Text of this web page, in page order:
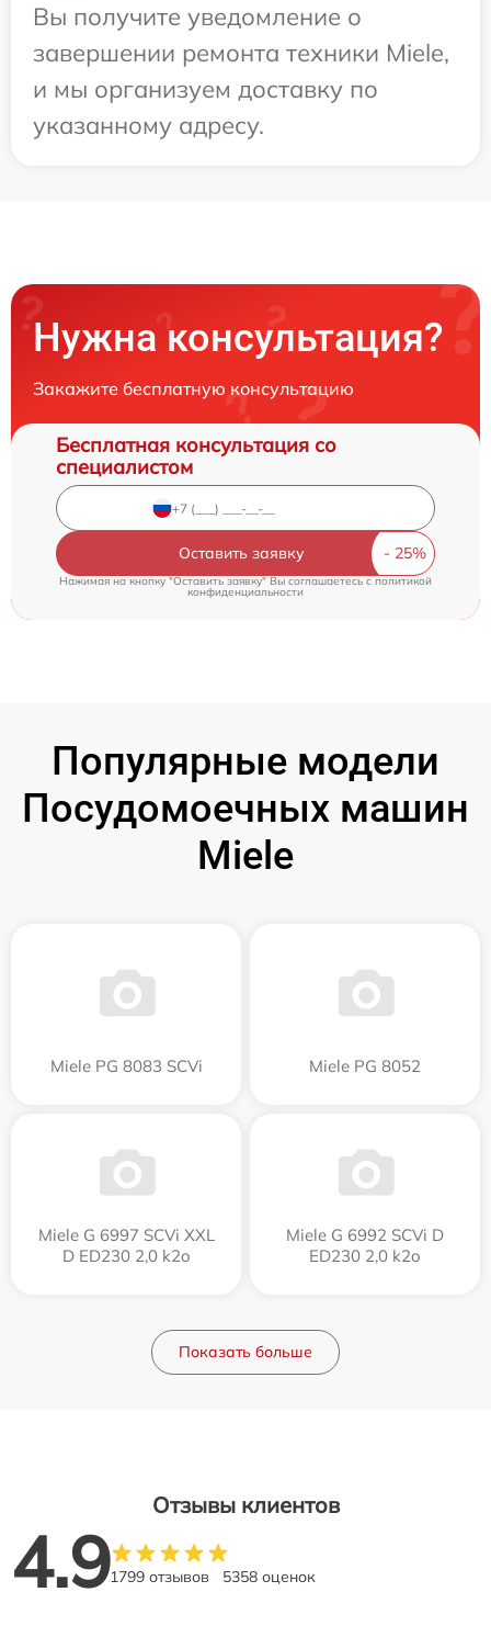
Вы получите уведомление о
завершении ремонта техники Miele,
и мы организуем доставку по
указанному адресу.
Нужна консультация?
Закажите бесплатную консультацию
Бесплатная консультация со
специалистом
Оставить заявку
Нажимая на кнопку "Оставить заявку" Вы соглашаетесь cполитикой
конфиденциальности
Популярные модели
Посудомоечных машин
Miele
Miele PG 8083 SCVi Miele PG 8052
Miele G 6997 SCVi XXL
D ED230 2,0 k2o
Miele G 6992 SCVi D
ED230 2,0 k2o
Показать больше
Отзывы клиентов
4.91799 отзывов 5358 оценок